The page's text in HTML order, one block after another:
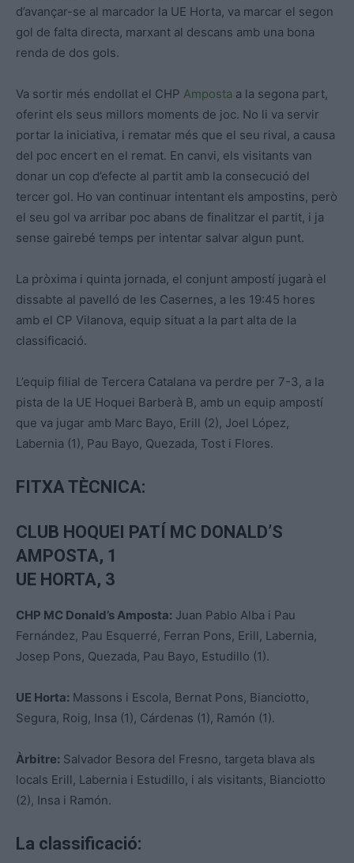
d’avançar-se al marcador la UE Horta, va marcar el segon
gol de falta directa, marxant al descans amb una bona
renda de dos gols.
Va sortir més endollat el CHP Amposta a la segona part,
oferint els seus millors moments de joc. No li va servir
portar la iniciativa, i rematar més que el seu rival, a causa
del poc encert en el remat. En canvi, els visitants van
donar un cop d’efecte al partit amb la consecució del
tercer gol. Ho van continuar intentant els ampostins, però
el seu gol va arribar poc abans de finalitzar el partit, i ja
sense gairebé temps per intentar salvar algun punt.
La pròxima i quinta jornada, el conjunt ampostí jugarà el
dissabte al pavelló de les Casernes, a les 19:45 hores
amb el CP Vilanova, equip situat a la part alta de la
classificació.
L’equip filial de Tercera Catalana va perdre per 7-3, a la
pista de la UE Hoquei Barberà B, amb un equip ampostí
que va jugar amb Marc Bayo, Erill (2), Joel López,
Labernia (1), Pau Bayo, Quezada, Tost i Flores.
FITXA TÈCNICA:
CLUB HOQUEI PATÍ MC DONALD’S
AMPOSTA, 1
UE HORTA, 3
CHP MC Donald’s Amposta: Juan Pablo Alba i Pau
Fernández, Pau Esquerré, Ferran Pons, Erill, Labernia,
Josep Pons, Quezada, Pau Bayo, Estudillo (1).
UE Horta: Massons i Escola, Bernat Pons, Bianciotto,
Segura, Roig, Insa (1), Cárdenas (1), Ramón (1).
Àrbitre: Salvador Besora del Fresno, targeta blava als
locals Erill, Labernia i Estudillo, i als visitants, Bianciotto
(2), Insa i Ramón.
La classificació: